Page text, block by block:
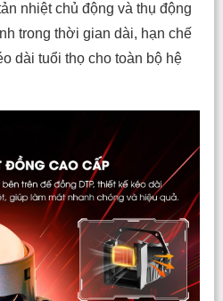
nhiệt chủ động và thụ động
trong thời gian dài, hạn chế
dài tuổi thọ cho toàn bộ hệ